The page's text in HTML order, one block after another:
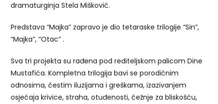
dramaturginja Stela Mišković.
Predstava “Majka” zapravo je dio tetaraske trilogije “Sin”,
“Majka”, “Otac” .
Sva tri projekta su rađena pod rediteljskom palicom Dine
Mustafića. Kompletna trilogija bavi se porodičnim
odnosima, čestim iluzijama i greškama, izazivanjem
osjećaja krivice, straha, otuđenosti, čežnje za bliskošću,